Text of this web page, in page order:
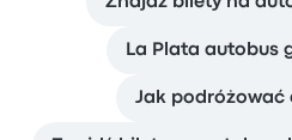
La Plata autobus
Jak podróżować